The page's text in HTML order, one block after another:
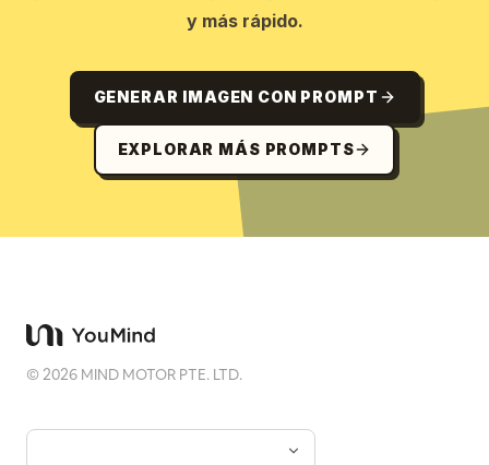
y más rápido.
GENERAR IMAGEN CON PROMPT
EXPLORAR MÁS PROMPTS
©2026 MIND MOTOR PTE. LTD.